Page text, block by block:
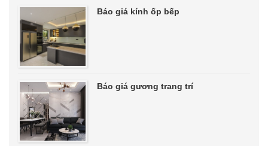
Báo giá kính ốp bếp
Báo giá gương trang trí